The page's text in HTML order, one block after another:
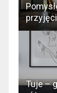
Tuje –